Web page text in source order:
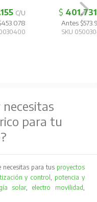
C/U $ 401.731
Antes
SKU
para tu
para tus proyectos
y control
potencia y
solar, electro movilidad